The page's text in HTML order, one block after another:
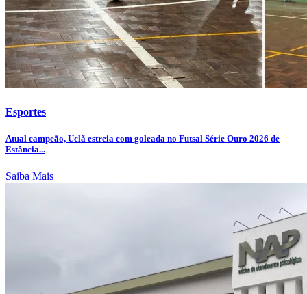
Esportes
Atual campeão, Uclã estreia com goleada no Futsal Série Ouro 2026 de
Estância...
Saiba Mais